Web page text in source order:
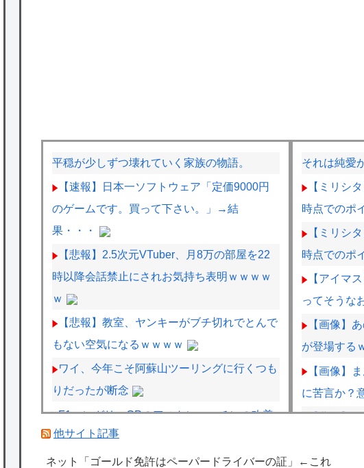
平穏が少しずつ壊れていく家族の物語。
【速報】日本一ソフトウェア「定価9000円
のゲームです。買って下さい。」→結
果・・・
【悲報】2.5次元VTuber、月8万の部屋を22
時以降会話禁止にされお気持ち表明ｗｗｗｗ
ｗ
【悲報】教室、ヤンキーがブチ切れでとんで
もない空気になるｗｗｗｗ
ワイ、今年こそ阿蘇山ツーリングに行くつも
りだったが断念
F1ハンガリーGPのアストンマーチンの改善
にパパストロール興奮「工場の男子＆女子の
努力のおかげ」
それは純愛
【ミリシ
時点でのポ
【ミリシ
時点でのポ
【アイマ
ってそうな
【画像】
が登場する
【画像】
に苦言か？
【悲報】X
うｗｗｗｗｗ
他サイト記事
ネット「ゴールド免許はペーパードライバーの証」←これ